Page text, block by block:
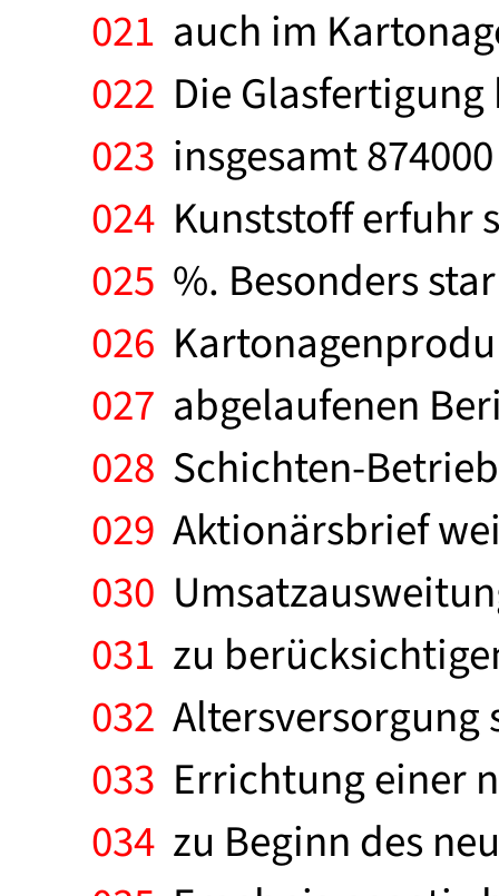
021 auch im
022 Die
023 insgesamt
024 Kunststoff erfuhr
025 %. Besonders
026
027 abgelaufenen
028 Schichten-
029 Aktionärsbrief
030
031 zu
032 Altersversorgung
033 Errichtung einer
034 zu Beginn des